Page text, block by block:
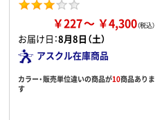
￥227 ￥4,300
お届け日：8月8日（土）
アスクル在庫商品
カラー・販売単位違いの商品が10商品ありま
す